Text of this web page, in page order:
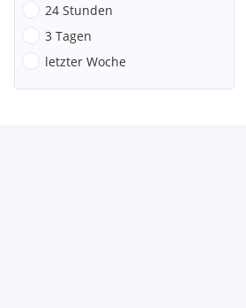
24 Stunden
3 Tagen
letzter Woche